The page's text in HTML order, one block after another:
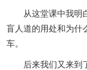
从这堂课中我明白
盲人道的用处和为什
车。
后来我们又来到了